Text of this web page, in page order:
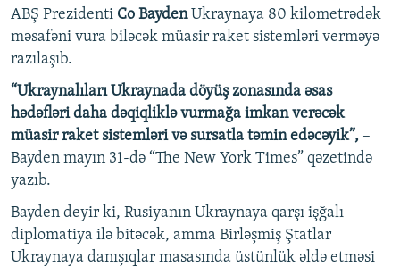
ABŞ Prezidenti Co BaydenUkraynaya 80 kilometrədək
məsafəni vura biləcək müasir raket sistemləri verməyə
razılaşıb.
“Ukraynalıları Ukraynada döyüş zonasında əsas
hədəfləri daha dəqiqliklə vurmağa imkan verəcək
müasir raket sistemləri və sursatla təmin edəcəyik”, –
Bayden mayın 31-də “The New York Times” qəzetində
yazıb.
Bayden deyir ki, Rusiyanın Ukraynaya qarşı işğalı
diplomatiya ilə bitəcək, amma Birləşmiş Ştatlar
Ukraynaya danışıqlar masasında üstünlük əldə etməsi